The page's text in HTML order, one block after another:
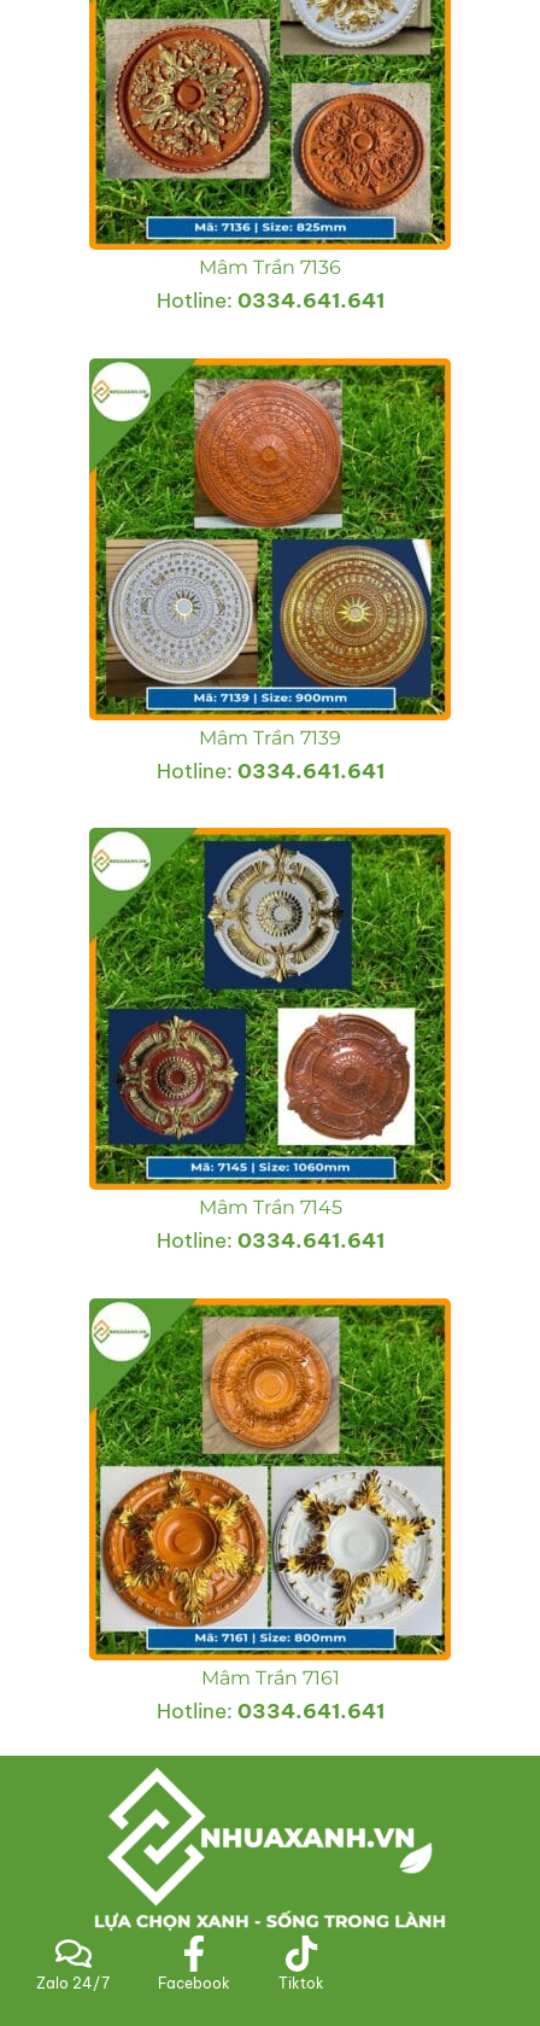
Mâm Trần 7136
Hotline: 0334.641.641
Mâm Trần 7139
Hotline: 0334.641.641
Mâm Trần 7145
Hotline: 0334.641.641
Mâm Trần 7161
Hotline: 0334.641.641
Zalo 24/7 Facebook Tiktok